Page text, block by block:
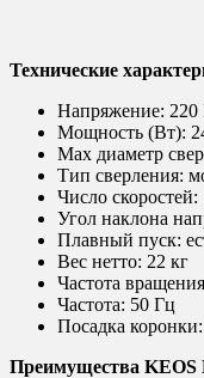
Технические
Напряжение: 220
Мощность (Вт):
Max диаметр
Тип сверления:
Число скоростей:
Угол наклона
Плавный пуск:
Вес нетто: 22 кг
Частота
Частота: 50 Гц
Посадка коронки:
Преимущества KEOS